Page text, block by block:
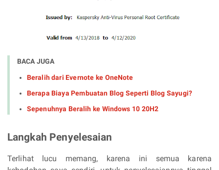
BACA JUGA
Beralih dari Evernote ke OneNote
Berapa Biaya Pembuatan Blog Seperti Blog Sayugi?
Sepenuhnya Beralih ke Windows 10 20H2
Langkah Penyelesaian
Terlihat lucu memang, karena ini semua karena